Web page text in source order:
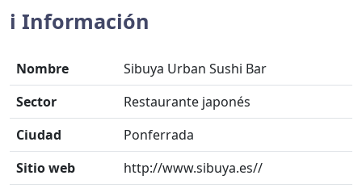
ℹ️ Información
Nombre
Sibuya Urban Sushi Bar
Sector
Restaurante japonés
Ciudad
Ponferrada
Sitio web
http://www.sibuya.es//